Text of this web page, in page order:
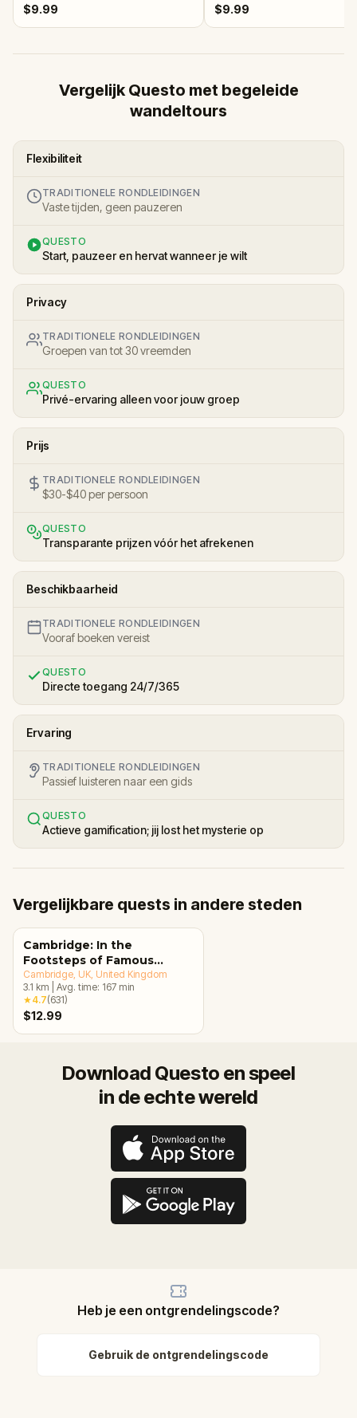
$9.99 $9.99
Vergelijk Questo met begeleide
wandeltours
Flexibiliteit
TRADITIONELE RONDLEIDINGEN
Vaste tijden, geen pauzeren
QUESTO
Start, pauzeer en hervat wanneer je wilt
Privacy
TRADITIONELE RONDLEIDINGEN
Groepen van tot 30 vreemden
QUESTO
Privé-ervaring alleen voor jouw groep
Prijs
TRADITIONELE RONDLEIDINGEN
$30-$40 per persoon
QUESTO
Transparante prijzen vóór het afrekenen
Beschikbaarheid
TRADITIONELE RONDLEIDINGEN
Vooraf boeken vereist
QUESTO
Directe toegang 24/7/365
Ervaring
TRADITIONELE RONDLEIDINGEN
Passief luisteren naar een gids
QUESTO
Actieve gamification; jij lost het mysterie op
Vergelijkbare quests in andere steden
Cambridge: In the
Footsteps of Famous
Alumni Walking Tour &
Escape Game
Cambridge, UK , United Kingdom
3.1 km Avg. time: 167 min
★4.7(631)
$12.99
Download Questo en speel
in de echte wereld
Heb je een ontgrendelingscode?
Gebruik de ontgrendelingscode